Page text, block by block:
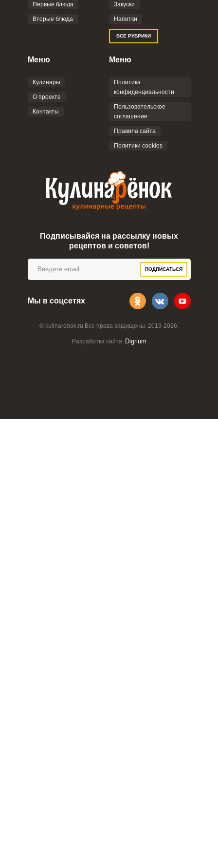
© kulinarenok.ru Все права защищены. 2019-2026.
Разработка сайта: Digrium
Первые блюда
Вторые блюда
Закуски
Напитки
ВСЕ РУБРИКИ
Меню
Кулинары
О проекте
Контакты
Меню
Политика
конфиденциальности
Пользовательское
соглашение
Правила сайта
Политики cookies
Подписывайся на рассылку новых
рецептов и советов!
ПОДПИСАТЬСЯ
Мы в соцсетях